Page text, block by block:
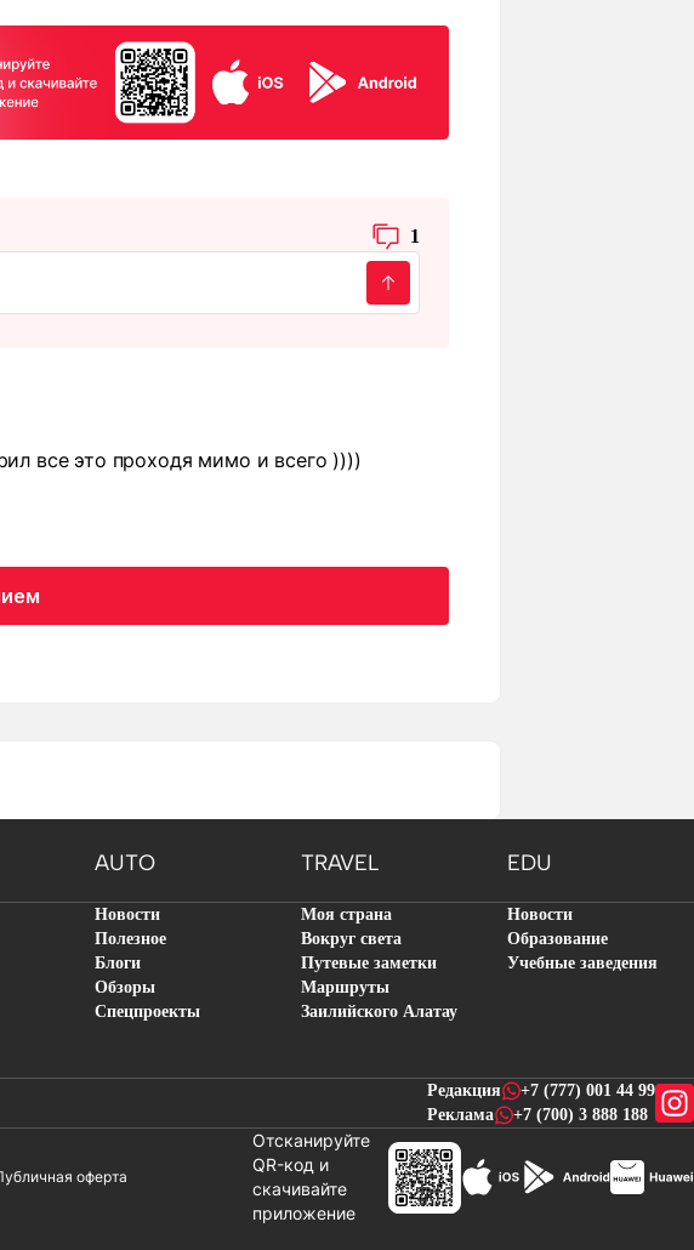
1
все это проходя мимо и всего ))))
AUTO TRAVEL EDU
Новости
Полезное
Блоги
Обзоры
Спецпроекты
Моя страна
Вокруг света
Путевые заметки
Маршруты
Заилийского Алатау
Новости
Образование
Учебные заведения
Редакция
+7 (777) 001 44 99
Реклама
+7 (700) 3 888 188
оферта
Отсканируйте
QR-код и
скачивайте
приложениеновостей